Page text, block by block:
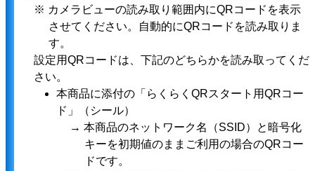
※ カメラビューの読み取り範囲内にQRコードを表示
させてください。自動的にQRコードを読み取りま
す。
設定用QRコードは、下記のどちらかを読み取ってくだ
さい。
本商品に添付の「らくらくQRスタート用QRコー
ド」（シール）
→ 本商品のネットワーク名（SSID）と暗号化
キーを初期値のままご利用の場合のQRコー
ドです。